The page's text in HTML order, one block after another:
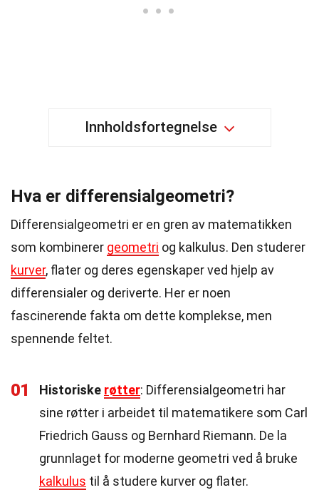
Innholdsfortegnelse
Hva er differensialgeometri?
Differensialgeometri er en gren av matematikken
som kombinerer geometri og kalkulus. Den studerer
kurver, flater og deres egenskaper ved hjelp av
differensialer og deriverte. Her er noen
fascinerende fakta om dette komplekse, men
spennende feltet.
01 Historiske røtter: Differensialgeometri har
sine røtter i arbeidet til matematikere som Carl
Friedrich Gauss og Bernhard Riemann. De la
grunnlaget for moderne geometri ved å bruke
kalkulus til å studere kurver og flater.